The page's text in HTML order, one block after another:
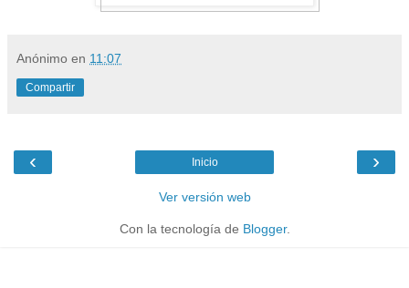
Anónimo en 11:07
Compartir
‹ ›
Inicio
Ver versión web
Con la tecnología de Blogger.